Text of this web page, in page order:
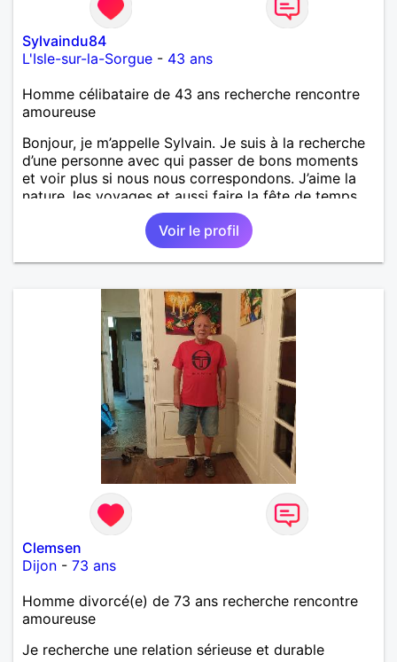
Sylvaindu84
L'Isle-sur-la-Sorgue - 43 ans
Homme célibataire de 43 ans recherche rencontre
amoureuse
Bonjour, je m’appelle Sylvain. Je suis à la recherche
d’une personne avec qui passer de bons moments
et voir plus si nous nous correspondons. J’aime la
nature, les voyages et aussi faire la fête de temps
en temps ;-)Je suis papa d’un petit garçon de 7 ans
dont je m’occupe en garde alternée. J’aime à peu
près tous les styles de musique. (Oui je suis pas
trop fan de Jul). Je fais du sport pour garder la
pense en tout cas 😂)
Voir le profil
Clemsen
Dijon - 73 ans
Homme divorcé(e) de 73 ans recherche rencontre
amoureuse
Je recherche une relation sérieuse et durable